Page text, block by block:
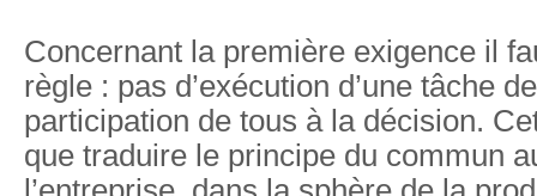
Concernant la première exigence il
règle : pas d’exécution d’une tâche
participation de tous à la décision.
que traduire le principe du commun